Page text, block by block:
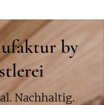
by
Nachhaltig.